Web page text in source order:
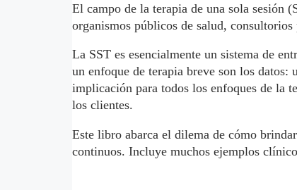
El campo de la terapia de una sola sesión
organismos públicos de salud,
La SST es esencialmente un sistema de
un enfoque de terapia breve son los datos:
implicación para todos los enfoques de la
los clientes.
Este libro abarca el dilema de cómo
continuos. Incluye muchos ejemplos